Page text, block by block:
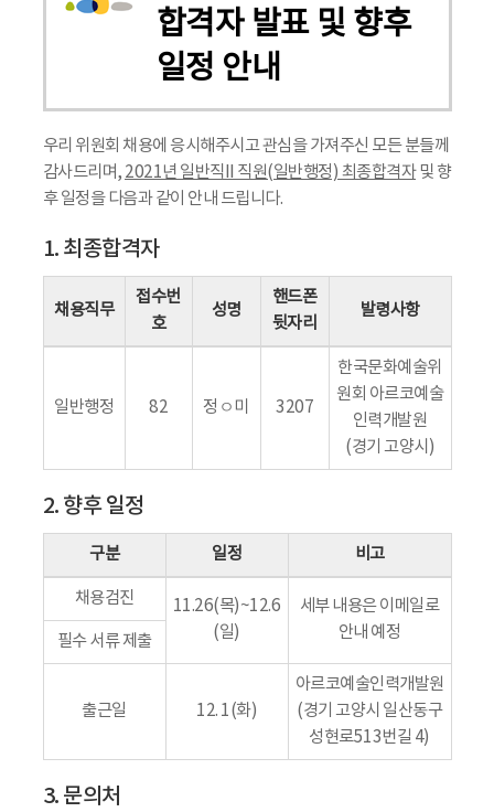
합격자 발표 및 향후
일정 안내
우리 위원회 채용에 응시해주시고 관심을 가져주신 모든 분들께
감사드리며, 2021년 일반직II 직원(일반행정) 최종합격자및 향
후 일정을 다음과 같이 안내 드립니다.
1. 최종합격자
채용직무
접수번
호
성명
핸드폰
뒷자리
발령사항
일반행정 82 정ㅇ미 3207
한국문화예술위
원회 아르코예술
인력개발원
(경기 고양시)
2. 향후 일정
구분 일정 비고
채용검진
11.26(목)~12.6
(일)
세부 내용은 이메일로
안내 예정
필수 서류 제출
출근일 12. 1(화)
아르코예술인력개발원
(경기 고양시 일산동구
성현로513번길 4)
3. 문의처